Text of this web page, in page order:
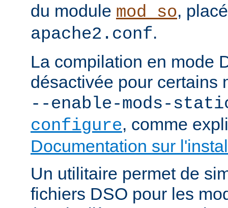
du module mod_so,
apache2.conf.
La compilation en mode
désactivée pour certains
--enable-mods-
configure, comme
Documentation sur
Un utilitaire permet de
fichiers DSO pour les